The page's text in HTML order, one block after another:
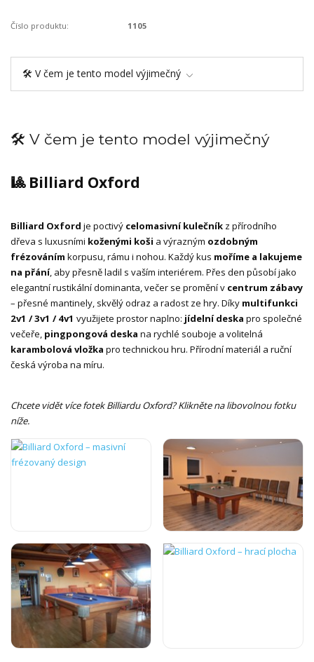
Číslo produktu: 1105
🛠️ V čem je tento model výjimečný
🛠️ V čem je tento model výjimečný
🎱 Billiard Oxford
Billiard Oxford je poctivý celomasivní kulečník z přírodního
dřeva s luxusními koženými koši a výrazným ozdobným
frézováním korpusu, rámu i nohou. Každý kus moříme a lakujeme
na přání, aby přesně ladil s vaším interiérem. Přes den působí jako
elegantní rustikální dominanta, večer se promění v centrum zábavy
– přesné mantinely, skvělý odraz a radost ze hry. Díky multifunkci
2v1 / 3v1 / 4v1 využijete prostor naplno: jídelní deska pro společné
večeře, pingpongová deska na rychlé souboje a volitelná
karambolová vložka pro technickou hru. Přírodní materiál a ruční
česká výroba na míru.
Chcete vidět více fotek Billiardu Oxford? Klikněte na libovolnou fotku
níže.